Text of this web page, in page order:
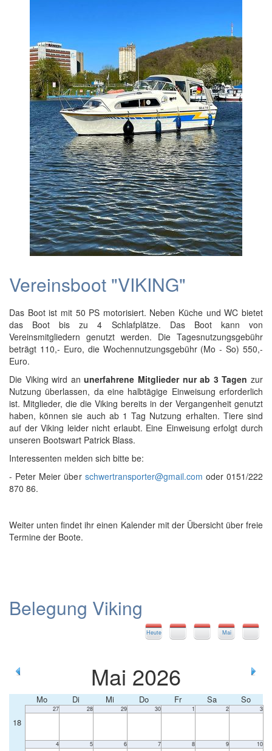
Vereinsboot "VIKING"
Das Boot ist mit 50 PS motorisiert. Neben Küche und WC bietet
das Boot bis zu 4 Schlafplätze. Das Boot kann von
Vereinsmitgliedern genutzt werden. Die Tagesnutzungsgebühr
beträgt 110,- Euro, die Wochennutzungsgebühr (Mo - So) 550,-
Euro.
Die Viking wird anunerfahrene Mitglieder nur ab 3 Tagen zur
Nutzung überlassen, da eine halbtägige Einweisung erforderlich
ist. Mitglieder, die die Viking bereits in der Vergangenheit genutzt
haben, können sie auch ab 1 Tag Nutzung erhalten. Tiere sind
auf der Viking leider nicht erlaubt. Eine Einweisung erfolgt durch
unseren Bootswart Patrick Blass.
Interessenten melden sich bitte be:
- Peter Meier über schwertransporter@gmail.com oder 0151/222
870 86.
Weiter unten findet ihr einen Kalender mit der Übersicht über freie
Termine der Boote.
Belegung Viking
Mai
Heute
Mai 2026
Mo Di Mi Do Fr Sa
So
18
27 28 29 30 1 2 3
4 5 6 7 8 9 10